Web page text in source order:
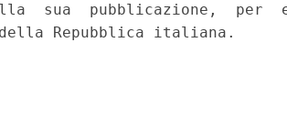
sua  pubblicazione,  per